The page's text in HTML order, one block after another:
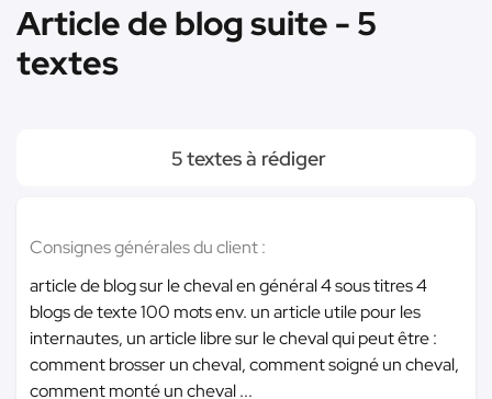
Article de blog suite - 5
textes
5 textes à rédiger
Consignes générales du client :
article de blog sur le cheval en général 4 sous titres 4
blogs de texte 100 mots env. un article utile pour les
internautes, un article libre sur le cheval qui peut être :
comment brosser un cheval, comment soigné un cheval,
comment monté un cheval ...